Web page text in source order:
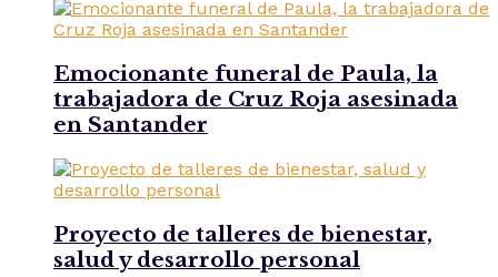
Emocionante funeral de Paula, la
trabajadora de Cruz Roja asesinada
en Santander
Proyecto de talleres de bienestar,
salud y desarrollo personal